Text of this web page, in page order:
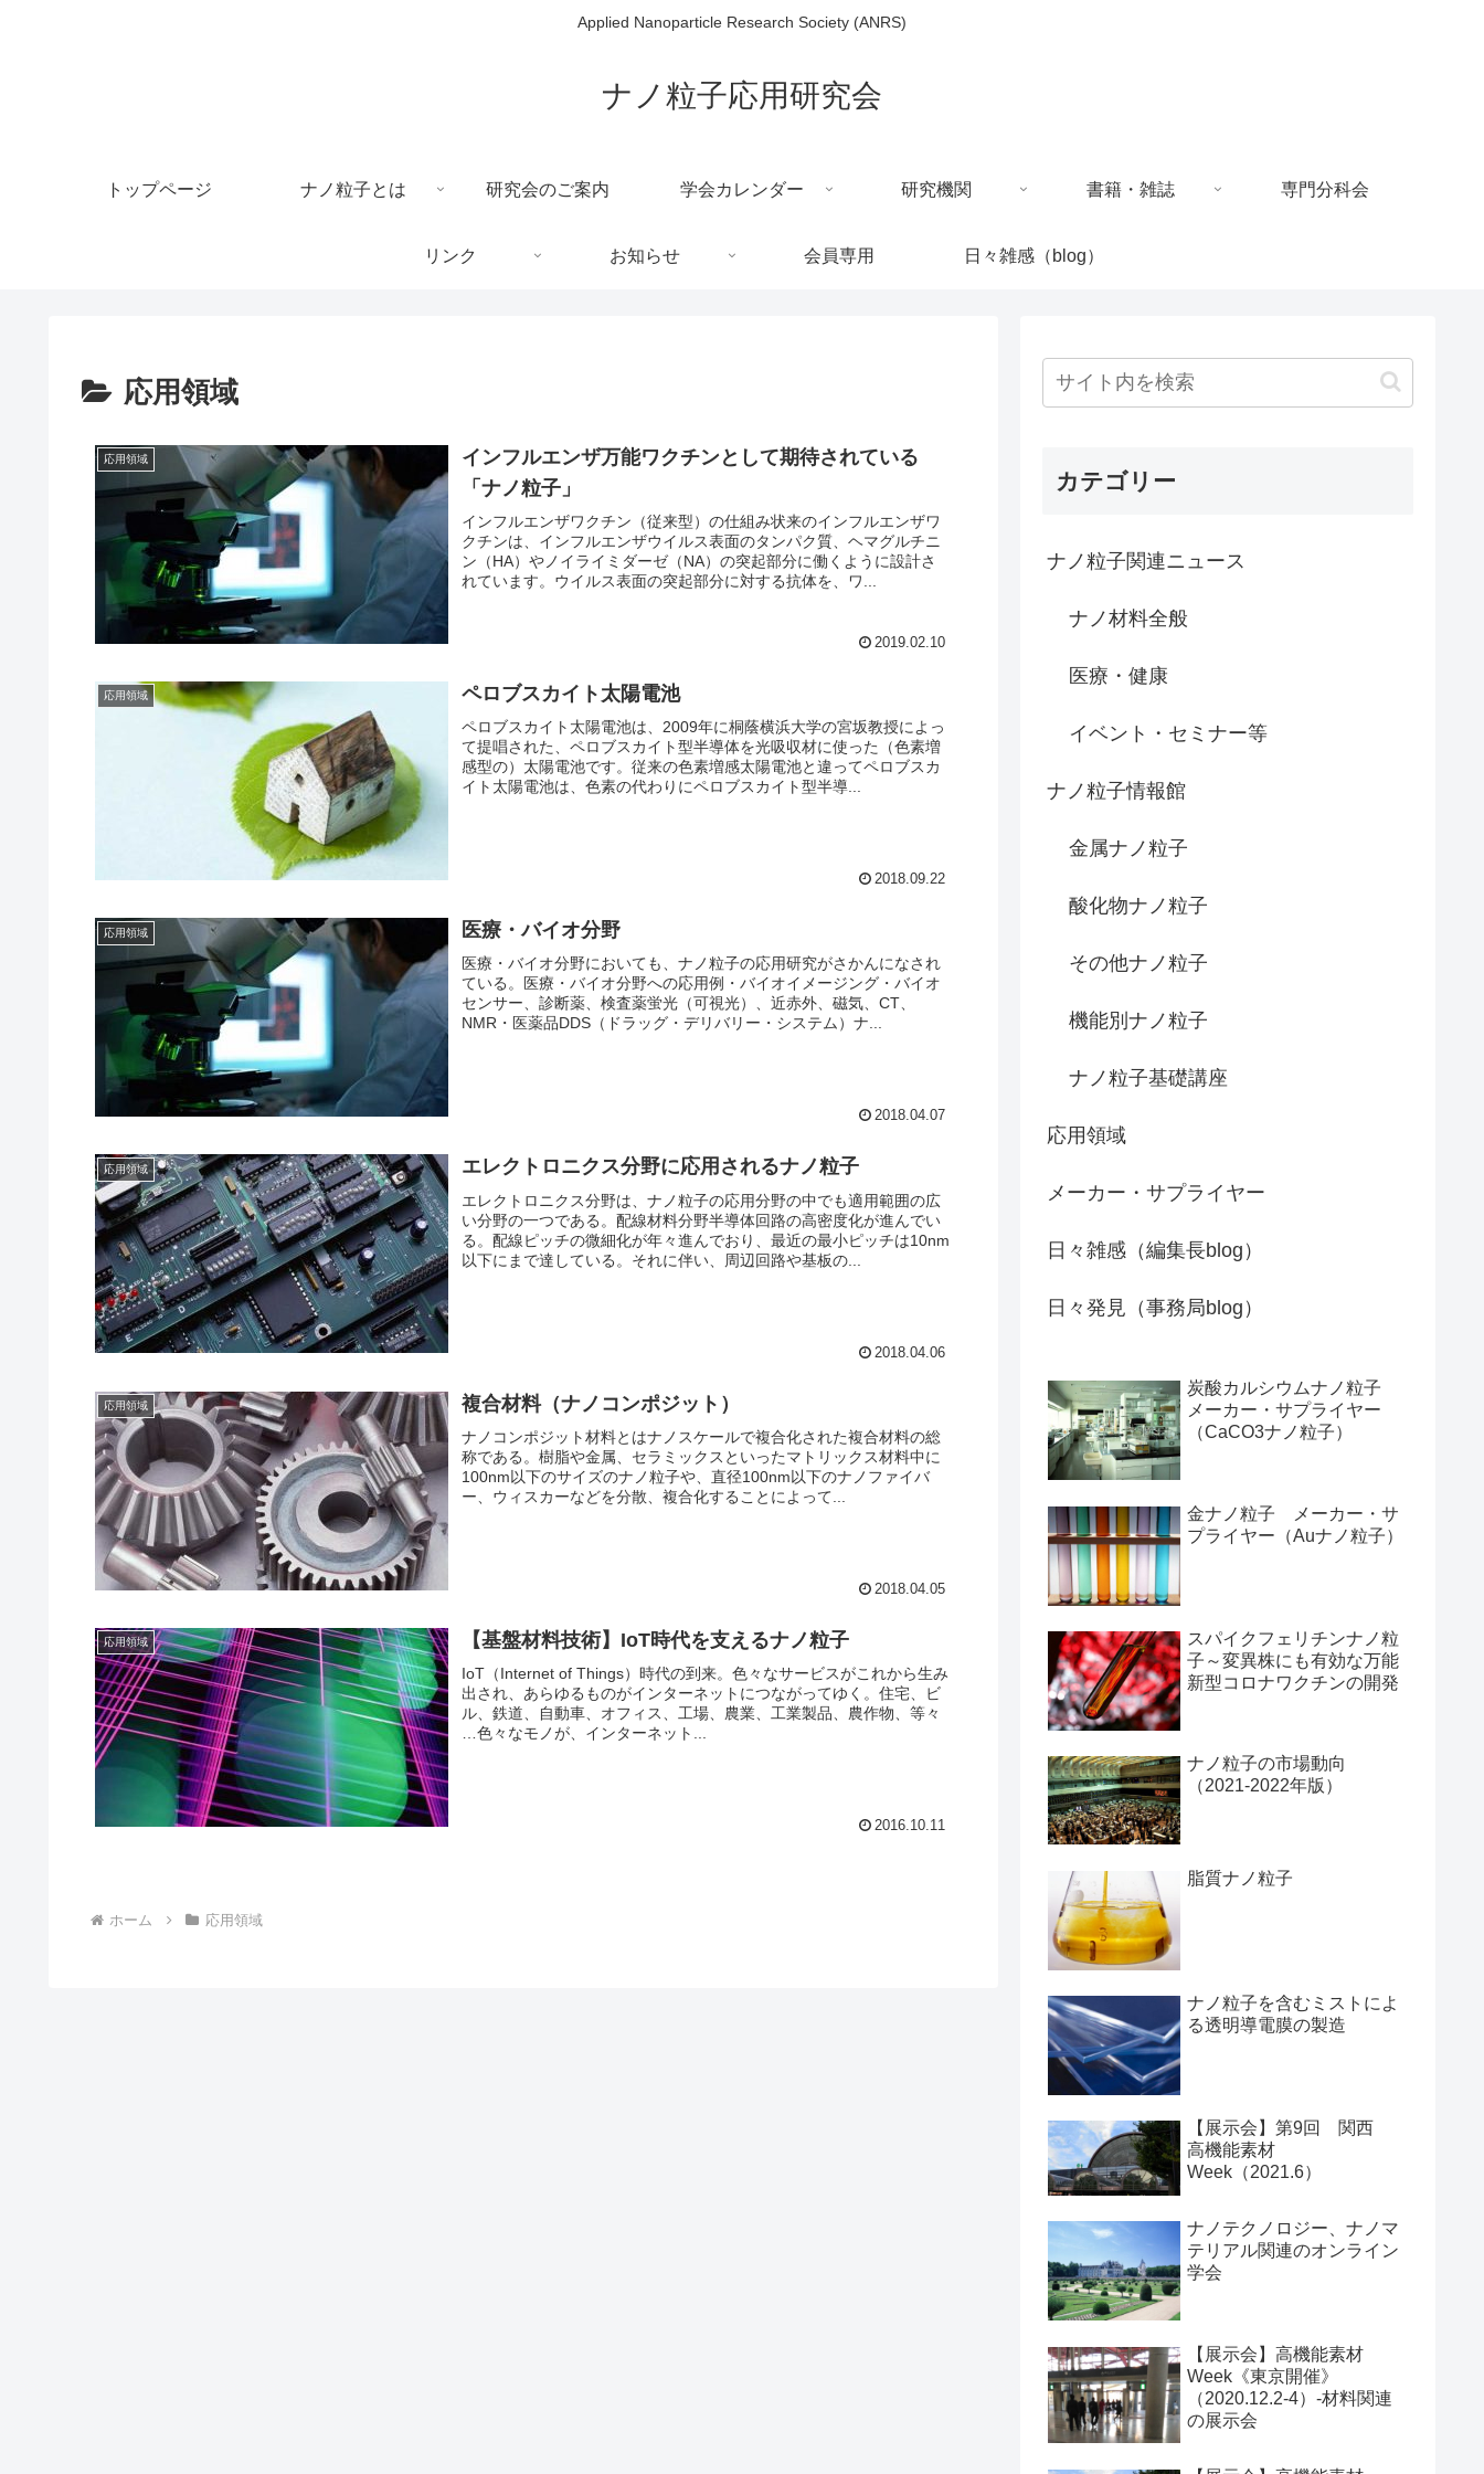
Applied Nanoparticle Research Society (ANRS)
ナノ粒子応用研究会
トップページ ナノ粒子とは 研究会のご案内 学会カレンダー 研究機関 書籍・雑誌 専門分科会
リンク お知らせ 会員専用 日々雑感（blog）
応用領域
応用領域
インフルエンザ万能ワクチンとして期待されている
「ナノ粒子」
インフルエンザワクチン（従来型）の仕組み状来のインフルエンザワ
クチンは、インフルエンザウイルス表面のタンパク質、ヘマグルチニ
ン（HA）やノイライミダーゼ（NA）の突起部分に働くように設計さ
れています。ウイルス表面の突起部分に対する抗体を、ワ...
2019.02.10
応用領域 ペロブスカイト太陽電池
ペロブスカイト太陽電池は、2009年に桐蔭横浜大学の宮坂教授によっ
て提唱された、ペロブスカイト型半導体を光吸収材に使った（色素増
感型の）太陽電池です。従来の色素増感太陽電池と違ってペロブスカ
イト太陽電池は、色素の代わりにペロブスカイト型半導...
2018.09.22
応用領域 医療・バイオ分野
医療・バイオ分野においても、ナノ粒子の応用研究がさかんになされ
ている。医療・バイオ分野への応用例・バイオイメージング・バイオ
センサー、診断薬、検査薬蛍光（可視光）、近赤外、磁気、CT、
NMR・医薬品DDS（ドラッグ・デリバリー・システム）ナ...
2018.04.07
応用領域 エレクトロニクス分野に応用されるナノ粒子
エレクトロニクス分野は、ナノ粒子の応用分野の中でも適用範囲の広
い分野の一つである。配線材料分野半導体回路の高密度化が進んでい
る。配線ピッチの微細化が年々進んでおり、最近の最小ピッチは10nm
以下にまで達している。それに伴い、周辺回路や基板の...
2018.04.06
応用領域 複合材料（ナノコンポジット）
ナノコンポジット材料とはナノスケールで複合化された複合材料の総
称である。樹脂や金属、セラミックスといったマトリックス材料中に
100nm以下のサイズのナノ粒子や、直径100nm以下のナノファイバ
ー、ウィスカーなどを分散、複合化することによって...
2018.04.05
応用領域 【基盤材料技術】IoT時代を支えるナノ粒子
IoT（Internet of Things）時代の到来。色々なサービスがこれから生み
出され、あらゆるものがインターネットにつながってゆく。住宅、ビ
ル、鉄道、自動車、オフィス、工場、農業、工業製品、農作物、等々
…色々なモノが、インターネット...
2016.10.11
ホーム 応用領域
カテゴリー
ナノ粒子関連ニュース
ナノ材料全般
医療・健康
イベント・セミナー等
ナノ粒子情報館
金属ナノ粒子
酸化物ナノ粒子
その他ナノ粒子
機能別ナノ粒子
ナノ粒子基礎講座
応用領域
メーカー・サプライヤー
日々雑感（編集長blog）
日々発見（事務局blog）
炭酸カルシウムナノ粒子
メーカー・サプライヤー
（CaCO3ナノ粒子）
金ナノ粒子 メーカー・サ
プライヤー（Auナノ粒子）
スパイクフェリチンナノ粒
子～変異株にも有効な万能
新型コロナワクチンの開発
ナノ粒子の市場動向
（2021-2022年版）
脂質ナノ粒子
ナノ粒子を含むミストによ
る透明導電膜の製造
【展示会】第9回 関西
高機能素材
Week（2021.6）
ナノテクノロジー、ナノマ
テリアル関連のオンライン
学会
【展示会】高機能素材
Week《東京開催》
（2020.12.2-4）-材料関連
の展示会